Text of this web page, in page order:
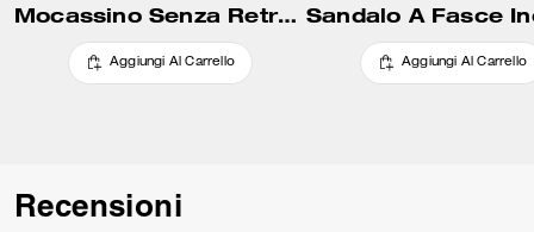
Mocassino Senza Retro In Jacquard Signature
Aggiungi Al Carrello Aggiungi Al Carrello
Recensioni